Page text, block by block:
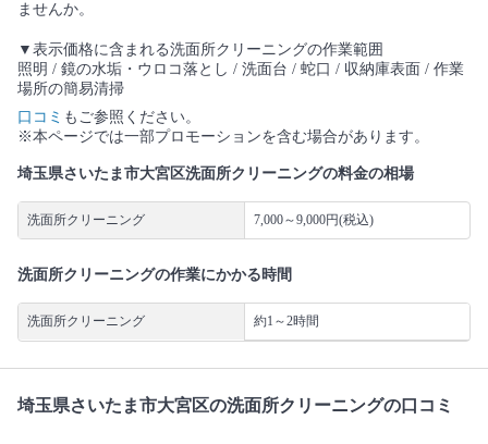
ませんか。
▼表示価格に含まれる洗面所クリーニングの作業範囲
照明 / 鏡の水垢・ウロコ落とし / 洗面台 / 蛇口 / 収納庫表面 / 作業
場所の簡易清掃
口コミ もご参照ください。
※本ページでは一部プロモーションを含む場合があります。
埼玉県さいたま市大宮区洗面所クリーニングの料金の相場
洗面所クリーニング 7,000～9,000円(税込)
洗面所クリーニングの作業にかかる時間
洗面所クリーニング 約1～2時間
埼玉県さいたま市大宮区の洗面所クリーニングの口コミ